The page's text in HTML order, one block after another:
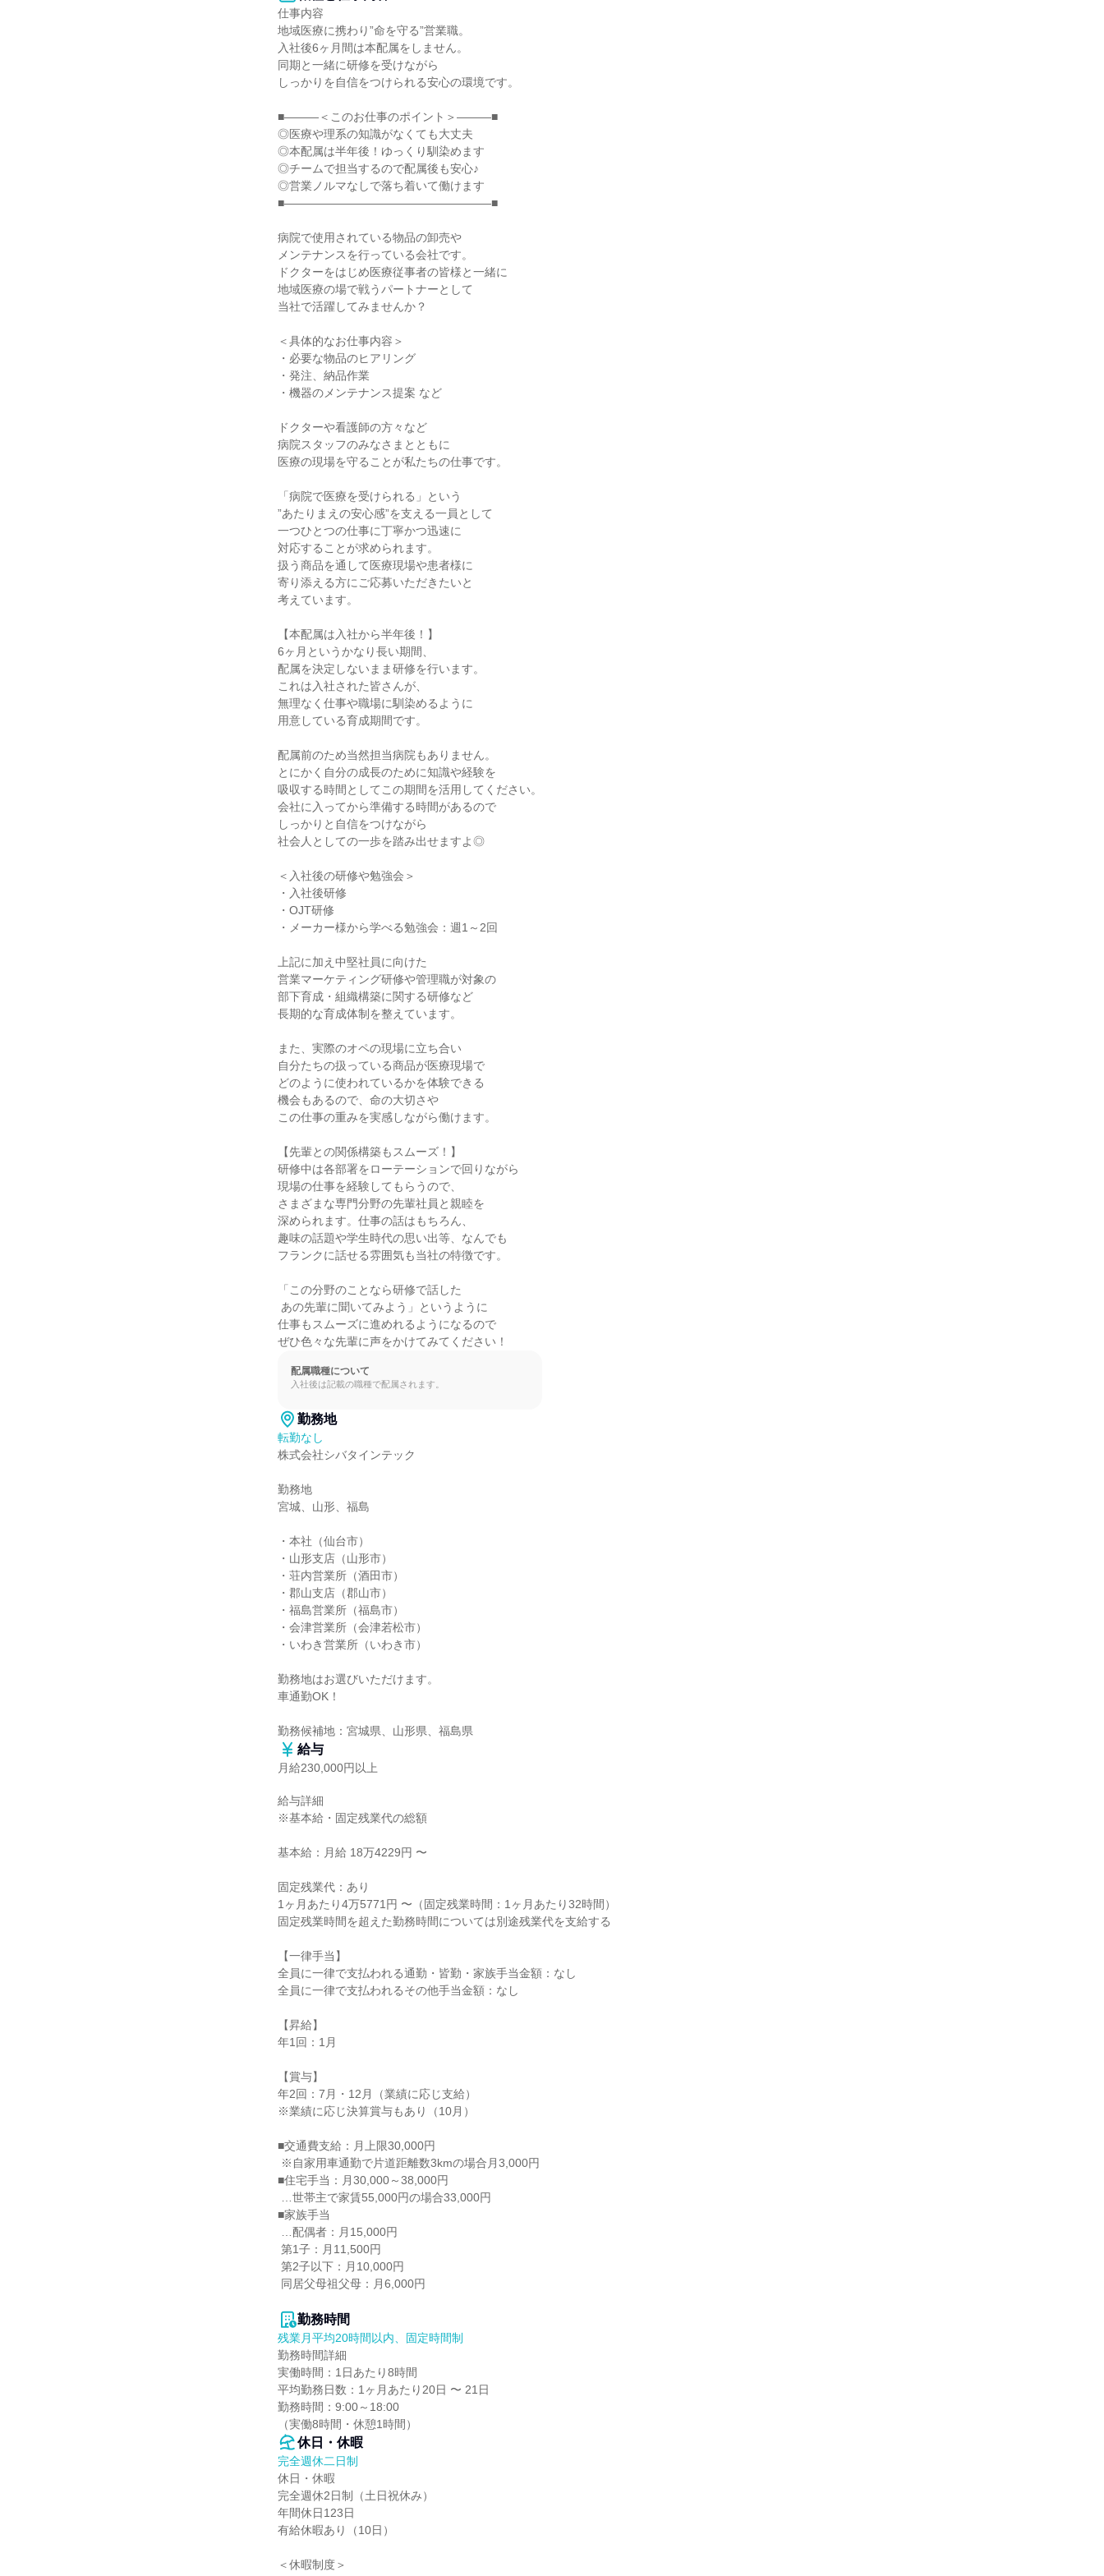
仕事内容
地域医療に携わり”命を守る”営業職。
入社後6ヶ月間は本配属をしません。
同期と一緒に研修を受けながら
しっかりを自信をつけられる安心の環境です。
■―――＜このお仕事のポイント＞―――■
◎医療や理系の知識がなくても大丈夫
◎本配属は半年後！ゆっくり馴染めます
◎チームで担当するので配属後も安心♪
◎営業ノルマなしで落ち着いて働けます
■――――――――――――――――――■
病院で使用されている物品の卸売や
メンテナンスを行っている会社です。
ドクターをはじめ医療従事者の皆様と一緒に
地域医療の場で戦うパートナーとして
当社で活躍してみませんか？
＜具体的なお仕事内容＞
・必要な物品のヒアリング
・発注、納品作業
・機器のメンテナンス提案 など
ドクターや看護師の方々など
病院スタッフのみなさまとともに
医療の現場を守ることが私たちの仕事です。
「病院で医療を受けられる」という
”あたりまえの安心感”を支える一員として
一つひとつの仕事に丁寧かつ迅速に
対応することが求められます。
扱う商品を通して医療現場や患者様に
寄り添える方にご応募いただきたいと
考えています。
【本配属は入社から半年後！】
6ヶ月というかなり長い期間、
配属を決定しないまま研修を行います。
これは入社された皆さんが、
無理なく仕事や職場に馴染めるように
用意している育成期間です。
配属前のため当然担当病院もありません。
とにかく自分の成長のために知識や経験を
吸収する時間としてこの期間を活用してください。
会社に入ってから準備する時間があるので
しっかりと自信をつけながら
社会人としての一歩を踏み出せますよ◎
＜入社後の研修や勉強会＞
・入社後研修
・OJT研修
・メーカー様から学べる勉強会：週1～2回
上記に加え中堅社員に向けた
営業マーケティング研修や管理職が対象の
部下育成・組織構築に関する研修など
長期的な育成体制を整えています。
また、実際のオペの現場に立ち合い
自分たちの扱っている商品が医療現場で
どのように使われているかを体験できる
機会もあるので、命の大切さや
この仕事の重みを実感しながら働けます。
【先輩との関係構築もスムーズ！】
研修中は各部署をローテーションで回りながら
現場の仕事を経験してもらうので、
さまざまな専門分野の先輩社員と親睦を
深められます。仕事の話はもちろん、
趣味の話題や学生時代の思い出等、なんでも
フランクに話せる雰囲気も当社の特徴です。
「この分野のことなら研修で話した
仕事もスムーズに進めれるようになるので
ぜひ色々な先輩に声をかけてみてください！
配属職種について
入社後は記載の職種で配属されます。
勤務地
転勤なし
株式会社シバタインテック
勤務地
宮城、山形、福島
・本社（仙台市）
・山形支店（山形市）
・荘内営業所（酒田市）
・郡山支店（郡山市）
・福島営業所（福島市）
・会津営業所（会津若松市）
・いわき営業所（いわき市）
勤務地はお選びいただけます。
車通勤OK！
勤務候補地：宮城県、山形県、福島県
給与
月給230,000円以上
給与詳細
※基本給・固定残業代の総額
基本給：月給 18万4229円 〜
固定残業代：あり
1ヶ月あたり4万5771円 〜（固定残業時間：1ヶ月あたり32時間）
固定残業時間を超えた勤務時間については別途残業代を支給する
【一律手当】
全員に一律で支払われる通勤・皆勤・家族手当金額：なし
全員に一律で支払われるその他手当金額：なし
【昇給】
年1回：1月
【賞与】
年2回：7月・12月（業績に応じ支給）
※業績に応じ決算賞与もあり（10月）
■交通費支給：月上限30,000円
■住宅手当：月30,000～38,000円
■家族手当
勤務時間
残業月平均20時間以内、固定時間制
勤務時間詳細
実働時間：1日あたり8時間
平均勤務日数：1ヶ月あたり20日 〜 21日
勤務時間：9:00～18:00
（実働8時間・休憩1時間）
休日・休暇
完全週休二日制
休日・休暇
完全週休2日制（土日祝休み）
年間休日123日
有給休暇あり（10日）
＜休暇制度＞